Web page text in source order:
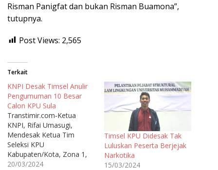
Risman Panigfat dan bukan Risman Buamona”,
tutupnya.
Post Views: 2,565
Terkait
KNPI Desak Timsel Anulir
Pengumuman 10 Besar
Calon KPU Sula
Transtimir.com-Ketua
KNPI, Rifai Umasugi,
Mendesak Ketua Tim
Seleksi KPU
Kabupaten/Kota, Zona 1,
untuk menganulir
20/03/2024
Timsel KPU Didesak Tak
Luluskan Peserta Berjejak
Narkotika
15/03/2024